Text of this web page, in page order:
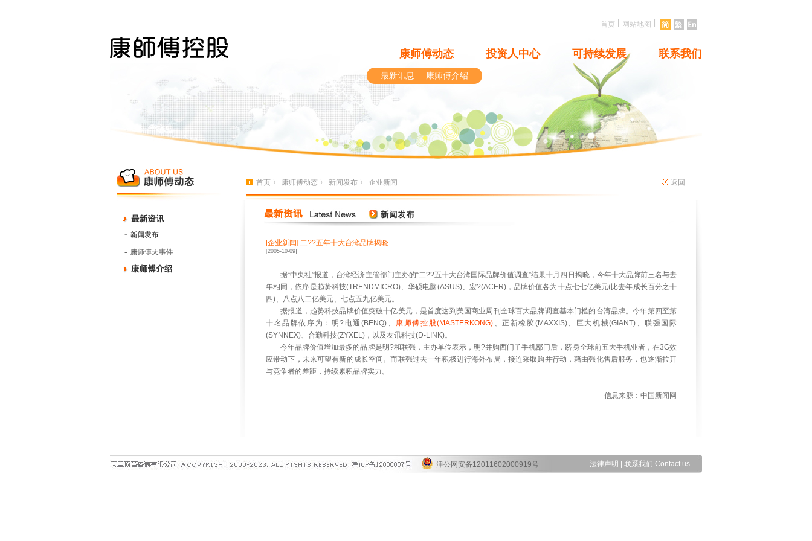
首页 网站地图
康师傅动态 投资人中心 可持续发展 联系我们
最新讯息 康师傅介绍
首页 〉 康师傅动态 〉 新闻发布 〉 企业新闻 返回
[企业新闻] 二??五年十大台湾品牌揭晓
[2005-10-09]
据“中央社”报道，台湾经济主管部门主办的“二??五十大台湾国际品牌价值调查”结果十月四日揭晓，今年十大品牌前三名与去
年相同，依序是趋势科技(TRENDMICRO)、华硕电脑(ASUS)、宏?(ACER)，品牌价值各为十点七七亿美元(比去年成长百分之十
四)、八点八二亿美元、七点五九亿美元。
据报道，趋势科技品牌价值突破十亿美元，是首度达到美国商业周刊全球百大品牌调查基本门槛的台湾品牌。今年第四至第
十名品牌依序为：明?电通(BENQ)、 康师傅控股(MASTERKONG) 、正新橡胶(MAXXIS)、巨大机械(GIANT)、联强国际
(SYNNEX)、合勤科技(ZYXEL)，以及友讯科技(D-LINK)。
今年品牌价值增加最多的品牌是明?和联强，主办单位表示，明?并购西门子手机部门后，跻身全球前五大手机业者，在3G效
应带动下，未来可望有新的成长空间。而联强过去一年积极进行海外布局，接连采取购并行动，藉由强化售后服务，也逐渐拉开
与竞争者的差距，持续累积品牌实力。
信息来源：中国新闻网
津公网安备12011602000919号 法律声明 联系我们 Contact us